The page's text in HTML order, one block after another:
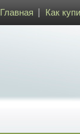
Главная Как